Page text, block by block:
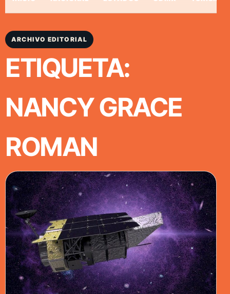
ARCHIVO EDITORIAL
ETIQUETA:
NANCY GRACE
ROMAN